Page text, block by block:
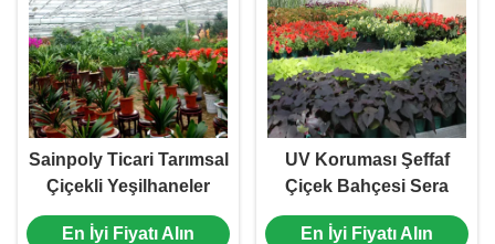
Sainpoly Ticari Tarımsal
Çiçekli Yeşilhaneler
Ekim İçin
En İyi Fiyatı Alın
UV Koruması Şeffaf
Çiçek Bahçesi Sera
Montajı Kolay
En İyi Fiyatı Alın